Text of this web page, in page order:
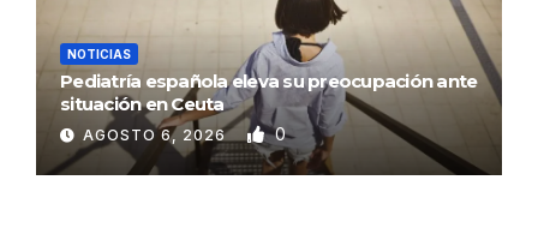
NOTICIAS
Pediatría española eleva su preocupación ante
situación en Ceuta
AGOSTO 6, 2026 0